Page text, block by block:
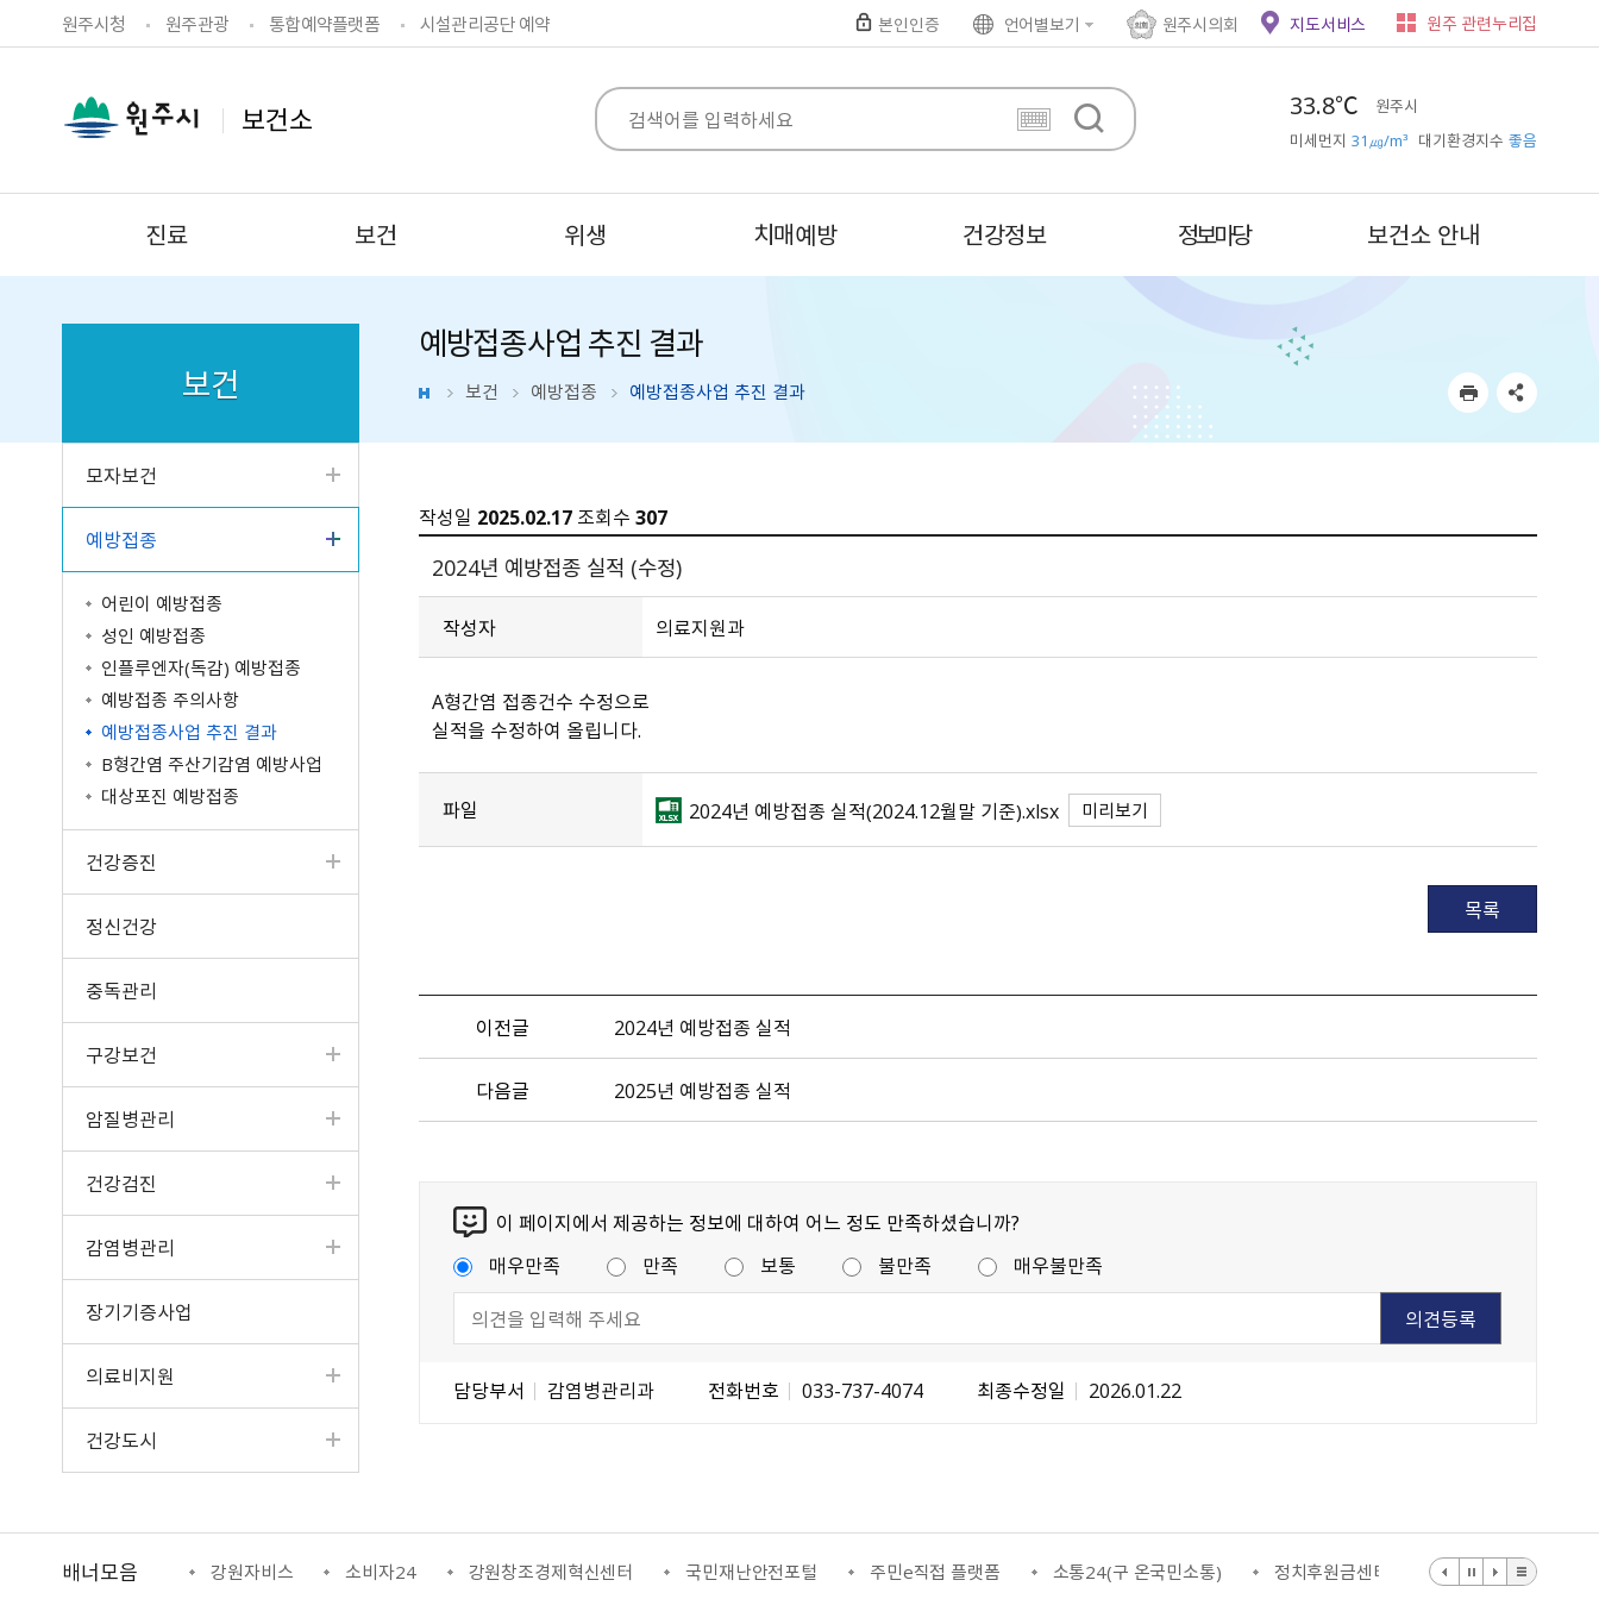
원주시청 원주관광 통합예약플랫폼 시설관리공단 예약 본인인증 언어별보기 원주시의회 지도서비스 원주 관련누리집
보건소 33.8℃
원주시
미세먼지 31㎍/m³ 대기환경지수 좋음
진료 보건 위생 치매예방 건강정보 정보마당 보건소 안내
보건
모자보건
예방접종
어린이 예방접종
성인 예방접종
인플루엔자(독감) 예방접종
예방접종 주의사항
예방접종사업 추진 결과
B형간염 주산기감염 예방사업
대상포진 예방접종
건강증진
정신건강
중독관리
구강보건
암질병관리
건강검진
감염병관리
장기기증사업
의료비지원
건강도시
예방접종사업 추진 결과
보건 예방접종 예방접종사업 추진 결과
작성일 2025.02.17 조회수 307
2024년 예방접종 실적 (수정)
작성자 의료지원과
A형간염 접종건수 수정으로
실적을 수정하여 올립니다.
파일 2024년 예방접종 실적（2024.12월말 기준）.xlsx 미리보기
목록
이전글 2024년 예방접종 실적
다음글 2025년 예방접종 실적
이 페이지에서 제공하는 정보에 대하여 어느 정도 만족하셨습니까?
매우만족
만족 보통 불만족 매우불만족
담당부서 감염병관리과 전화번호 033-737-4074 최종수정일 2026.01.22
배너모음
강원일자리정보망 강원자비스 소비자24 강원창조경제혁신센터 국민재난안전포털 주민e직접 플랫폼 소통24(구 온국민소통) 정치후원금센터 부동산거래질서교란